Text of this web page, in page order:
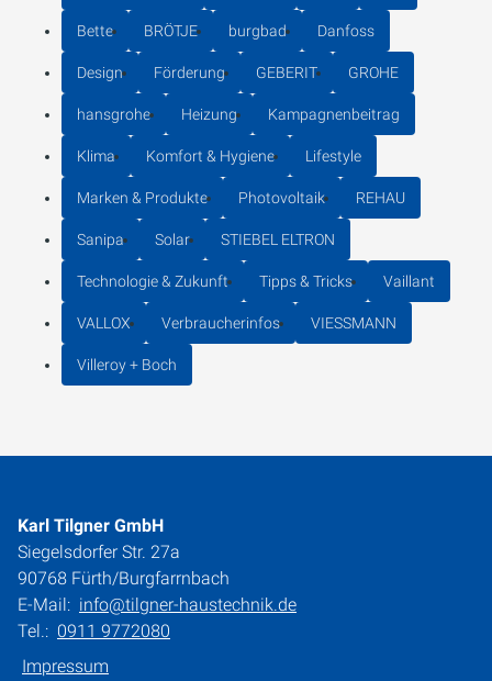
Bette BRÖTJE burgbad Danfoss
Design Förderung GEBERIT GROHE
hansgrohe Heizung Kampagnenbeitrag
Klima Komfort & Hygiene Lifestyle
Marken & Produkte Photovoltaik REHAU
Sanipa Solar STIEBEL ELTRON
Technologie & Zukunft Tipps & Tricks Vaillant
VALLOX Verbraucherinfos VIESSMANN
Villeroy + Boch
Karl Tilgner GmbH
Siegelsdorfer Str. 27a
90768 Fürth/Burgfarrnbach
E-Mail: info@tilgner-haustechnik.de
Tel.: 0911 9772080
Impressum